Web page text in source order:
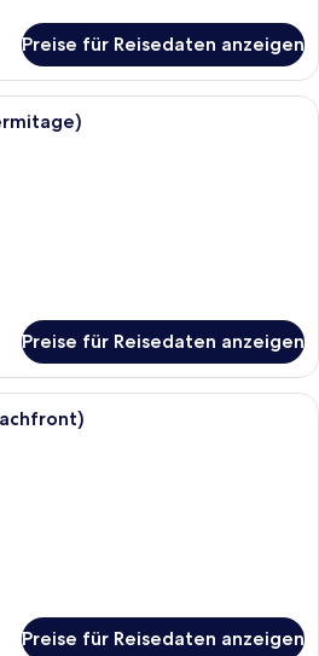
Preise für Reisedaten anzeigen
Ein großzügiger Wohnbereich mit
Preise für Reisedaten anzeigen
Ein Schlafzimmer mit einem Bett,
Preise für Reisedaten anzeigen